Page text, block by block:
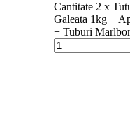
Cantitate 2 x
Galeata 1kg +
+ Tuburi